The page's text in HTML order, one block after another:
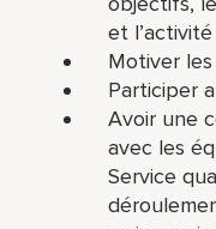
et
Motiver
Participer
Avoir une
avec les
Service